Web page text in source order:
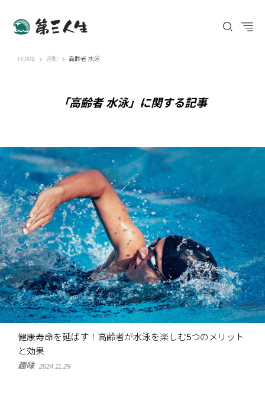
HOME 第三人生 〜寄り道の歩き方〜
運動 高齢者 水泳
「高齢者 水泳」に関する記事
健康寿命を延ばす！高齢者が水泳を楽しむ5つのメリット
と効果
趣味 2024.11.29